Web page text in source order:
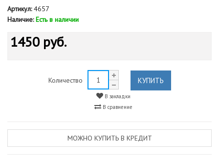
Артикул:4657
Наличие: Есть в наличии
1450 руб.
Количество КУПИТЬ
В закладки
В сравнение
МОЖНО КУПИТЬ В КРЕДИТ